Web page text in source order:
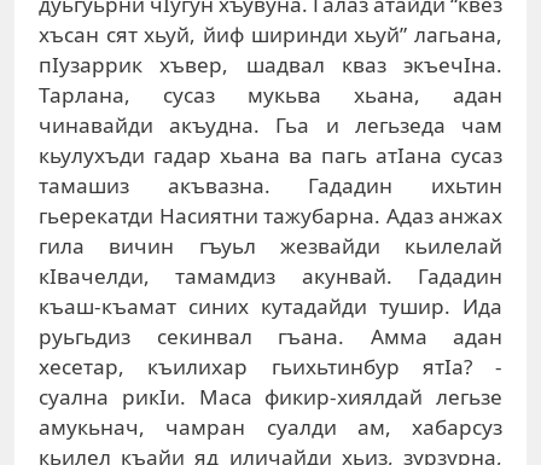
хъсан сят хьуй, йиф ширинди хьуй” лагьана,
пIузаррик хъвер, шадвал кваз экъечIна.
Тарлана, сусаз мукьва хьана, адан
чинавайди акъудна. Гьа и легьзеда чам
кьулухъди гадар хьана ва пагь атIана сусаз
тамашиз акъвазна. Гададин ихьтин
гьерекатди Насиятни тажубарна. Адаз анжах
гила вичин гъуьл жезвайди кьилелай
кIвачелди, тамамдиз акунвай. Гададин
къаш-къамат синих кутадайди тушир. Ида
руьгьдиз секинвал гъана. Амма адан
хесетар, къилихар гьихьтинбур ятIа? -
суална рикIи. Маса фикир-хиялдай легьзе
амукьнач, чамран суалди ам, хабарсуз
кьилел къайи яд иличайди хьиз, зурзурна,